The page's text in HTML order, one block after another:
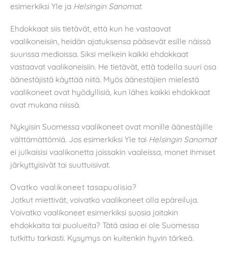
esimerkiksi Yle ja Helsingin Sanomat.
Ehdokkaat siis tietävät, että kun he vastaavat
vaalikoneisiin, heidän ajatuksensa pääsevät esille näissä
suurissa medioissa. Siksi melkein kaikki ehdokkaat
vastaavat vaalikoneisiin. He tietävät, että todella suuri osa
äänestäjistä käyttää niitä. Myös äänestäjien mielestä
vaalikoneet ovat hyödyllisiä, kun lähes kaikki ehdokkaat
ovat mukana niissä.
Nykyisin Suomessa vaalikoneet ovat monille äänestäjille
välttämättömiä. Jos esimerkiksi Yle tai Helsingin Sanomat
ei julkaisisi vaalikonetta joissakin vaaleissa, monet ihmiset
järkyttyisivät tai suuttuisivat.
Ovatko vaalikoneet tasapuolisia?
Jotkut miettivät, voivatko vaalikoneet olla epäreiluja.
Voivatko vaalikoneet esimerkiksi suosia joitakin
ehdokkaita tai puolueita? Tätä asiaa ei ole Suomessa
tutkittu tarkasti. Kysymys on kuitenkin hyvin tärkeä.